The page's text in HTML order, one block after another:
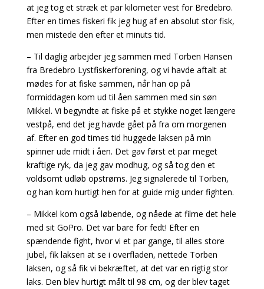
at jeg tog et stræk et par kilometer vest for Bredebro.
Efter en times fiskeri fik jeg hug af en absolut stor fisk,
men mistede den efter et minuts tid.
– Til daglig arbejder jeg sammen med Torben Hansen
fra Bredebro Lystfiskerforening, og vi havde aftalt at
mødes for at fiske sammen, når han op på
formiddagen kom ud til åen sammen med sin søn
Mikkel. Vi begyndte at fiske på et stykke noget længere
vestpå, end det jeg havde gået på fra om morgenen
af. Efter en god times tid huggede laksen på min
spinner ude midt i åen. Det gav først et par meget
kraftige ryk, da jeg gav modhug, og så tog den et
voldsomt udløb opstrøms. Jeg signalerede til Torben,
og han kom hurtigt hen for at guide mig under fighten.
– Mikkel kom også løbende, og nåede at filme det hele
med sit GoPro. Det var bare for fedt! Efter en
spændende fight, hvor vi et par gange, til alles store
jubel, fik laksen at se i overfladen, nettede Torben
laksen, og så fik vi bekræftet, at det var en rigtig stor
laks. Den blev hurtigt målt til 98 cm, og der blev taget